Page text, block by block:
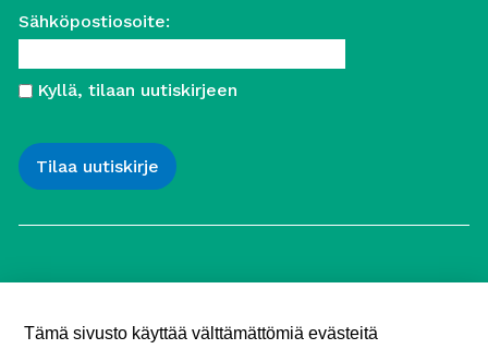
Sähköpostiosoite:
Kyllä, tilaan uutiskirjeen
00100 Helsinki
Tämä sivusto käyttää välttämättömiä evästeitä